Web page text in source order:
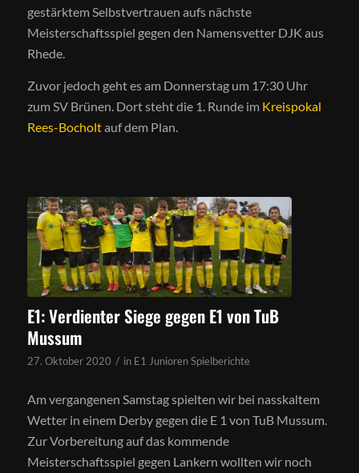
gestärktem Selbstvertrauen aufs nächste
Meisterschaftsspiel gegen den Namensvetter DJK aus
Rhede.
Zuvor jedoch geht es am Donnerstag um 17:30 Uhr
zum SV Brünen. Dort steht die 1. Runde im Kreispokal
Rees-Bocholtauf dem Plan.
E1: Verdienter Siege gegen E1 von TuB
Mussum
27. Oktober 2020 / in E1 Junioren Spielberichte
Am vergangenen Samstag spielten wir bei nasskaltem
Wetter in einem Derby gegen die E 1 von TuB Mussum.
Zur Vorbereitung auf das kommende
Meisterschaftsspiel gegen Lankern wollten wir noch